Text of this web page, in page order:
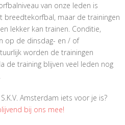
van onze leden is
breedtekorfbal, maar de trainingen
lekker kan trainen. Conditie,
op de dinsdag- en / of
worden de trainingen
de training blijven veel leden nog
Amsterdam iets voor je is?
bij ons mee!